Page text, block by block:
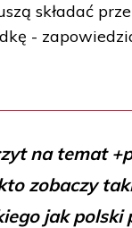
składać
-
na temat
zobaczy
jak polski